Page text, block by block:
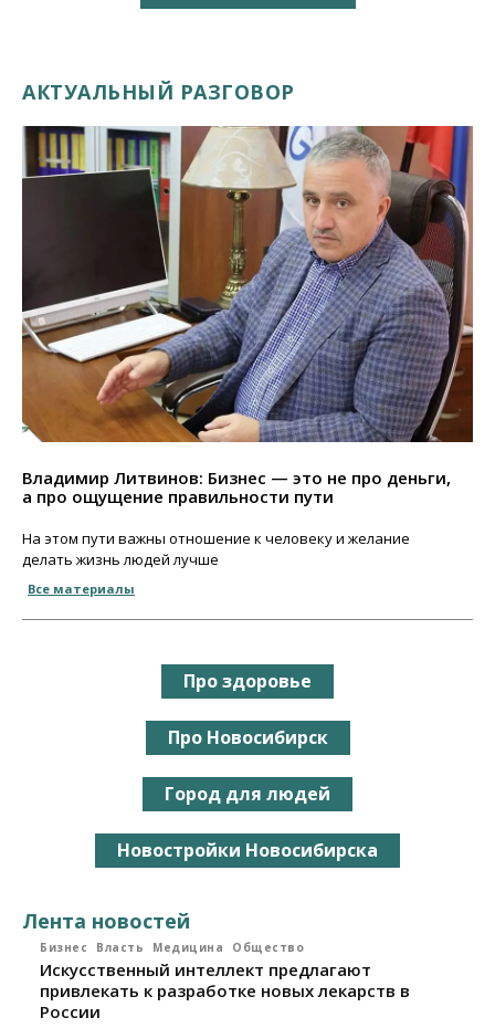
АКТУАЛЬНЫЙ РАЗГОВОР
Владимир Литвинов: Бизнес — это не про деньги,
а про ощущение правильности пути
На этом пути важны отношение к человеку и желание
делать жизнь людей лучше
Все материалы
Про здоровье
Про Новосибирск
Город для людей
Новостройки Новосибирска
Лента новостей
Бизнес Власть Медицина Общество
Искусственный интеллект предлагают
привлекать к разработке новых лекарств в
России